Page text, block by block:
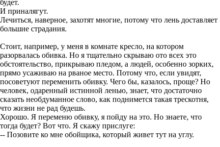
будет.
И приналягут.
Лечиться, наверное, захотят многие, потому что лень доставляет
большие страдания.
Стоит, например, у меня в комнате кресло, на котором
разорвалась обивка. Но я тщательно скрываю ото всех это
обстоятельство, прикрываю пледом, а людей, особенно зорких,
прямо усаживаю на рваное место. Потому что, если увидят,
посоветуют переменить обивку. Чего бы, казалось, проще? Но
человек, одаренный истинной ленью, знает, что достаточно
сказать необдуманное слово, как поднимется такая трескотня,
что жизни не рад будешь.
Хорошо. Я переменю обивку, я пойду на это. Но знаете, что
тогда будет? Вот что. Я скажу прислуге:
-- Позовите ко мне обойщика, который живет тут на углу.